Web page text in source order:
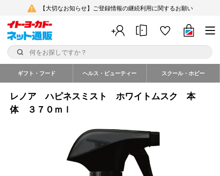
【大切なお知らせ】ご登録情報の継続利用に関するお願い
ギフト・フード ヘルス・ビューティー スクール・ホビー
レノア ハピネスミスト ホワイトムスク 本
体 ３７０ｍｌ